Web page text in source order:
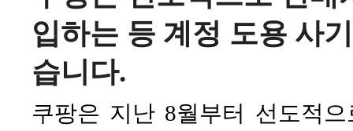
입하는 등 계정 도용 사
습니다.
쿠팡은 지난 8월부터 선도적